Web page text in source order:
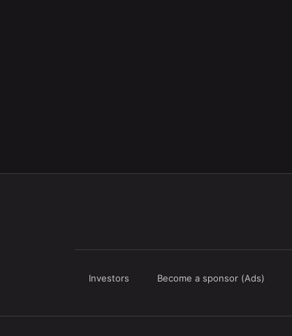
Investors Become a sponsor (Ads)